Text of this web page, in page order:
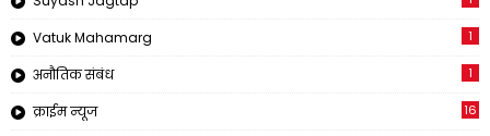
Vatuk Mahamarg 1
अनौतिक संबंध 1
क्राईम न्यूज 16